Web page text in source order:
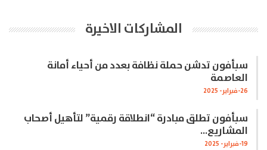
المشاركات الاخيرة
سبأفون تدشن حملة نظافة بعدد من أحياء أمانة
العاصمة
26-فبراير- 2025
سبأفون تطلق مبادرة “انطلاقة رقمية” لتأهيل أصحاب
المشاريع…
19-فبراير- 2025